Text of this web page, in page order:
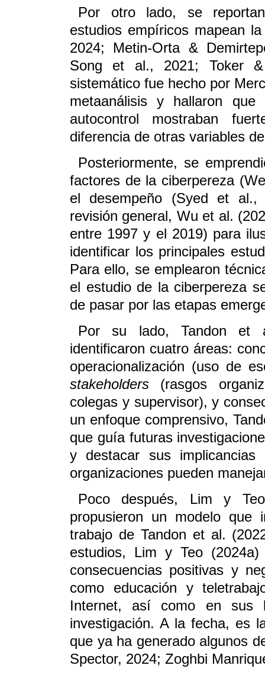
Por otro lado, se
estudios empíricos mapean
2024; Metin-Orta &
Song et al., 2021; Toker
sistemático fue hecho por
metaanálisis y hallaron
autocontrol mostraban
diferencia de otras variables
Posteriormente, se
factores de la ciberpereza
el desempeño (Syed et al.,
revisión general, Wu et al.
entre 1997 y el 2019) para
identificar los principales
Para ello, se emplearon
el estudio de la ciberpereza
de pasar por las etapas
Por su lado, Tandon et
identificaron cuatro áreas:
operacionalización (uso de
stakeholders (rasgos
colegas y supervisor), y
un enfoque comprensivo,
que guía futuras
y destacar sus
organizaciones pueden
Poco después, Lim y
propusieron un modelo que
trabajo de Tandon et al.
estudios, Lim y Teo
consecuencias positivas y
como educación y
Internet, así como en sus
investigación. A la fecha, es
que ya ha generado algunos
Spector, 2024; Zoghbi